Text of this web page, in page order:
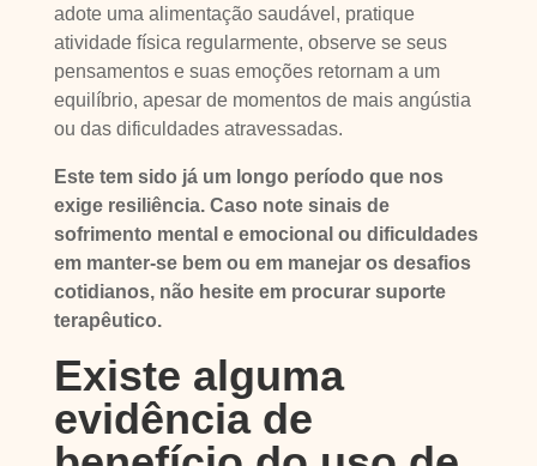
adote uma alimentação saudável, pratique
atividade física regularmente, observe se seus
pensamentos e suas emoções retornam a um
equilíbrio, apesar de momentos de mais angústia
ou das dificuldades atravessadas.
Este tem sido já um longo período que nos
exige resiliência. Caso note sinais de
sofrimento mental e emocional ou dificuldades
em manter-se bem ou em manejar os desafios
cotidianos, não hesite em procurar suporte
terapêutico.
Existe alguma
evidência de